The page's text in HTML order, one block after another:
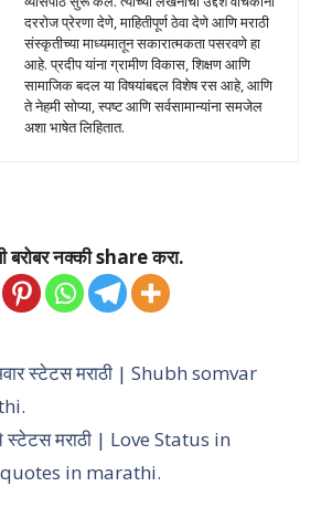
दररोज प्रेरणा देणे, माहितीपूर्ण ठेवा देणे आणि मराठी
संस्कृतीच्या माध्यमातून सकारात्मकता पसरवणे हा
आहे. प्रदीप यांना ग्रामीण विकास, शिक्षण आणि
सामाजिक बदल या विषयांबद्दल विशेष रस आहे, आणि
ते नेहमी सोप्या, स्पष्ट आणि सर्वसामान्यांना समजेल
अशा भाषेत लिहितात.
बरोबर नक्की share करा.
स्टेटस मराठी | Shubh somvar
स्टेटस मराठी | Love Status in
in marathi.